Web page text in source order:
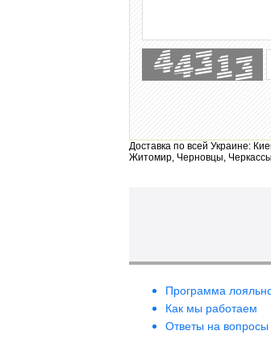
Доставка по всей Украине:
Житомир, Черновцы,
Программа
Как мы работаем
Ответы на вопросы